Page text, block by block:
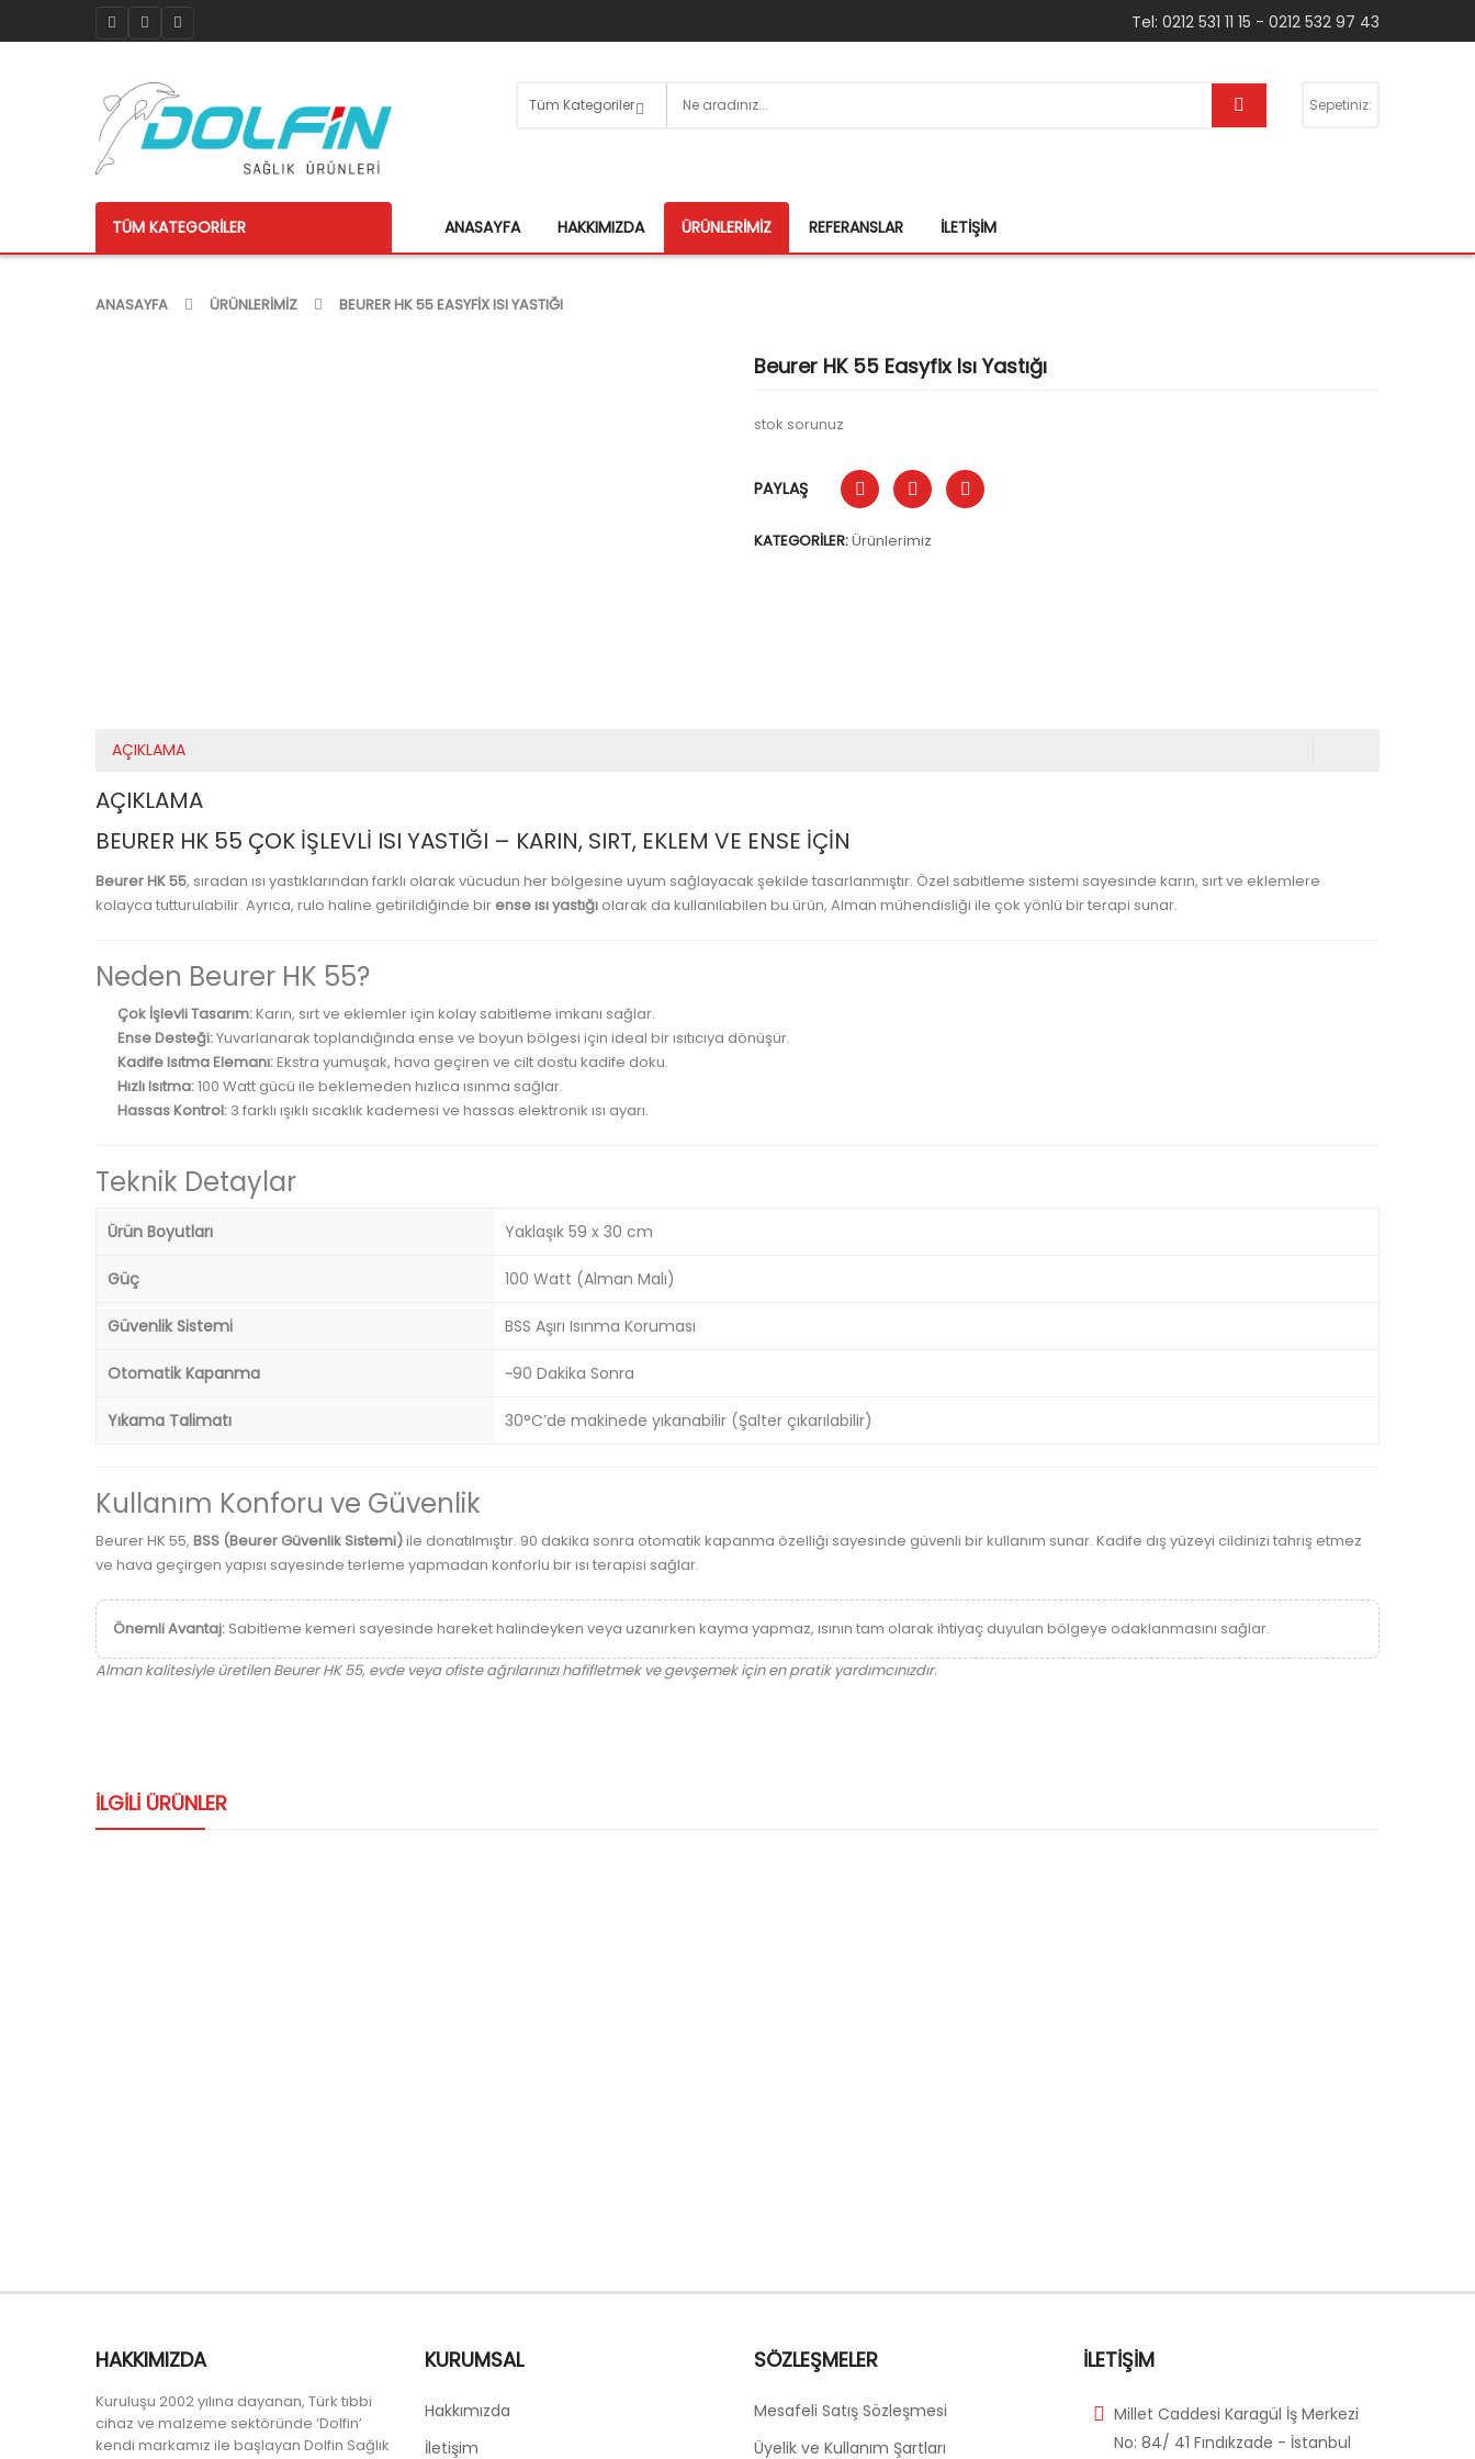
Tel: 0212 531 11 15 - 0212 532 97 43
Sepetiniz:
TÜM KATEGORILER ANASAYFA HAKKIMIZDA ÜRÜNLERIMIZ REFERANSLAR İLETIŞIM
ANASAYFA ÜRÜNLERIMIZ BEURER HK 55 EASYFIX ISI YASTIĞI
Beurer HK 55 Easyfix Isı Yastığı
stok sorunuz
PAYLAŞ
KATEGORILER:Ürünlerimiz
AÇIKLAMA
AÇIKLAMA
BEURER HK 55 ÇOK İŞLEVLI ISI YASTIĞI – KARIN, SIRT, EKLEM VE ENSE İÇIN
Beurer HK 55, sıradan ısı yastıklarından farklı olarak vücudun her bölgesine uyum sağlayacak şekilde tasarlanmıştır. Özel sabitleme sistemi sayesinde karın, sırt ve eklemlere
kolayca tutturulabilir. Ayrıca, rulo haline getirildiğinde bir ense ısı yastığı olarak da kullanılabilen bu ürün, Alman mühendisliği ile çok yönlü bir terapi sunar.
Neden Beurer HK 55?
Çok İşlevli Tasarım:Karın, sırt ve eklemler için kolay sabitleme imkanı sağlar.
Ense Desteği:Yuvarlanarak toplandığında ense ve boyun bölgesi için ideal bir ısıtıcıya dönüşür.
Kadife Isıtma Elemanı:Ekstra yumuşak, hava geçiren ve cilt dostu kadife doku.
Hızlı Isıtma:100 Watt gücü ile beklemeden hızlıca ısınma sağlar.
Hassas Kontrol: 3 farklı ışıklı sıcaklık kademesi ve hassas elektronik ısı ayarı.
Teknik Detaylar
Ürün Boyutları Yaklaşık 59 x 30 cm
Güç 100 Watt (Alman Malı)
Güvenlik Sistemi BSS Aşırı Isınma Koruması
Otomatik Kapanma ~90 Dakika Sonra
Yıkama Talimatı 30°C’de makinede yıkanabilir (Şalter çıkarılabilir)
Kullanım Konforu ve Güvenlik
Beurer HK 55, BSS (Beurer Güvenlik Sistemi)ile donatılmıştır. 90 dakika sonra otomatik kapanma özelliği sayesinde güvenli bir kullanım sunar. Kadife dış yüzeyi cildinizi tahriş etmez
ve hava geçirgen yapısı sayesinde terleme yapmadan konforlu bir ısı terapisi sağlar.
Önemli Avantaj: Sabitleme kemeri sayesinde hareket halindeyken veya uzanırken kayma yapmaz, ısının tam olarak ihtiyaç duyulan bölgeye odaklanmasını sağlar.
Alman kalitesiyle üretilen Beurer HK 55, evde veya ofiste ağrılarınızı hafifletmek ve gevşemek için en pratik yardımcınızdır.
ILGILI ÜRÜNLER
HAKKIMIZDA
Kuruluşu 2002 yılına dayanan, Türk tıbbi
cihaz ve malzeme sektöründe ‘Dolfin’
kendi markamız ile başlayan Dolfin Sağlık
KURUMSAL
Hakkımızda
İletişim
SÖZLEŞMELER
Mesafeli Satış Sözleşmesi
Üyelik ve Kullanım Şartları
İLETIŞIM
Millet Caddesi Karagül İş Merkezi
No: 84/ 41 Fındıkzade - İstanbul